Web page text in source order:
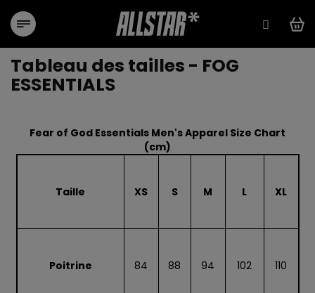
contenu
Tableau des tailles - FOG
ESSENTIALS
Fear of God Essentials Men's Apparel Size Chart
(cm)
Taille XS S M L XL
Poitrine 84 88 94 102 110